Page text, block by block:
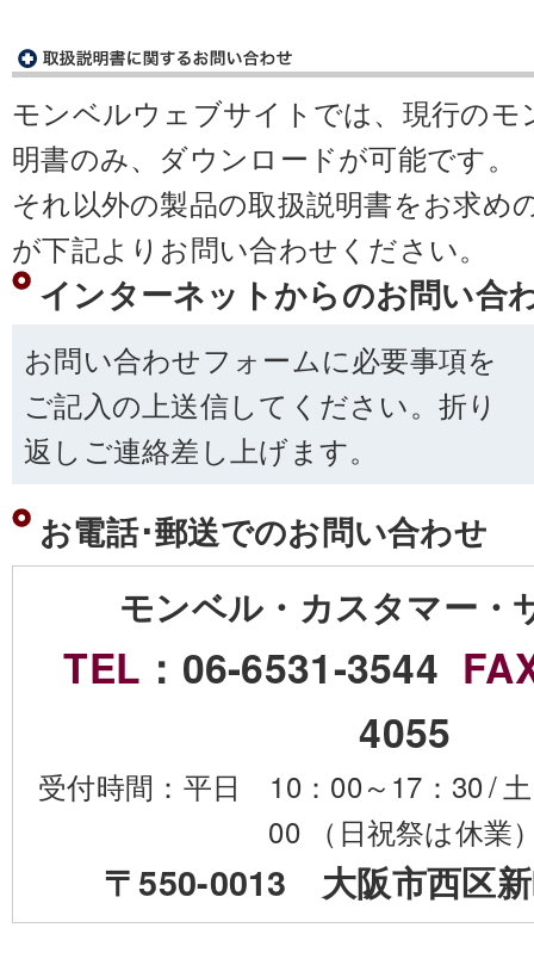
モンベルウェブサイトでは、現行のモ
明書のみ、ダウンロードが可能です。
それ以外の製品の取扱説明書をお求め
が下記よりお問い合わせください。
インターネットからのお問い合
お問い合わせフォームに必要事項を
ご記入の上送信してください。折り
返しご連絡差し上げます。
お電話･郵送でのお問い合わせ
モンベル・カスタマー・
TEL ：06-6531-3544
4055
受付時間：平日 10：00～17：30/
00 （日祝祭は休業
〒550-0013 大阪市西区